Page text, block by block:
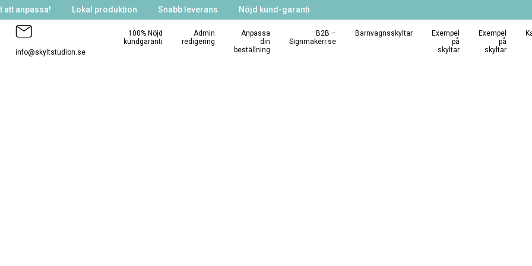
att anpassa! Lokal produktion Snabb leverans Nöjd kund-garanti
info@skyltstudion.se
100% Nöjd
kundgaranti
Admin
redigering
Anpassa
din
beställning
B2B –
Signmakerr.se
Barnvagnsskyltar
Exempel
på
skyltar
Exempel
på
skyltar